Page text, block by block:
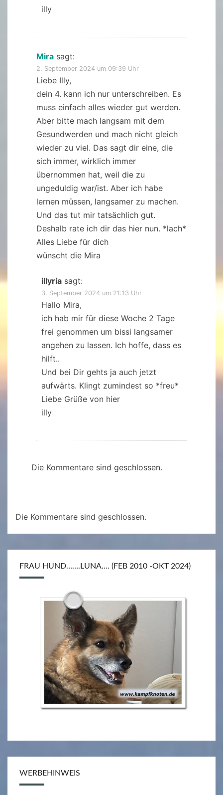
illy
Mira sagt:
2. September 2024 um 09:39 Uhr
Liebe Illy,
dein 4. kann ich nur unterschreiben. Es
muss einfach alles wieder gut werden.
Aber bitte mach langsam mit dem
Gesundwerden und mach nicht gleich
wieder zu viel. Das sagt dir eine, die
sich immer, wirklich immer
übernommen hat, weil die zu
ungeduldig war/ist. Aber ich habe
lernen müssen, langsamer zu machen.
Und das tut mir tatsächlich gut.
Deshalb rate ich dir das hier nun. *lach*
Alles Liebe für dich
wünscht die Mira
illyria sagt:
3. September 2024 um 21:13 Uhr
Hallo Mira,
ich hab mir für diese Woche 2 Tage
frei genommen um bissi langsamer
angehen zu lassen. Ich hoffe, dass es
hilft..
Und bei Dir gehts ja auch jetzt
aufwärts. Klingt zumindest so *freu*
Liebe Grüße von hier
illy
Die Kommentare sind geschlossen.
Die Kommentare sind geschlossen.
FRAU HUND…….LUNA…. (FEB 2010 -OKT 2024)
WERBEHINWEIS